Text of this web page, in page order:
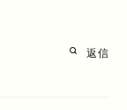
返信